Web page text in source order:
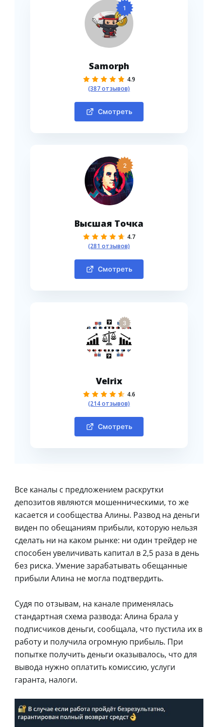
1
Samorph
4.9
(387 отзывов)
Смотреть
2
Высшая Точка
4.7
(281 отзывов)
Смотреть
3
Velrix
4.6
(214 отзывов)
Смотреть
Все каналы с предложением раскрутки
депозитов являются мошенническими, то же
касается и сообщества Алины. Развод на деньги
виден по обещаниям прибыли, которую нельзя
сделать ни на каком рынке: ни один трейдер не
способен увеличивать капитал в 2,5 раза в день
без риска. Умение зарабатывать обещанные
прибыли Алина не могла подтвердить.
Судя по отзывам, на канале применялась
стандартная схема развода: Алина брала у
подписчиков деньги, сообщала, что пустила их в
работу и получила огромную прибыль. При
попытке получить деньги оказывалось, что для
вывода нужно оплатить комиссию, услуги
гаранта, налоги.